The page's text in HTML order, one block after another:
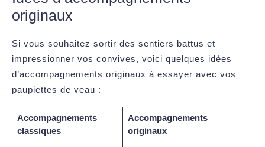
originaux
Si vous souhaitez sortir des sentiers battus et
impressionner vos convives, voici quelques idées
d’accompagnements originaux à essayer avec vos
paupiettes de veau :
Accompagnements
classiques
Accompagnements
originaux